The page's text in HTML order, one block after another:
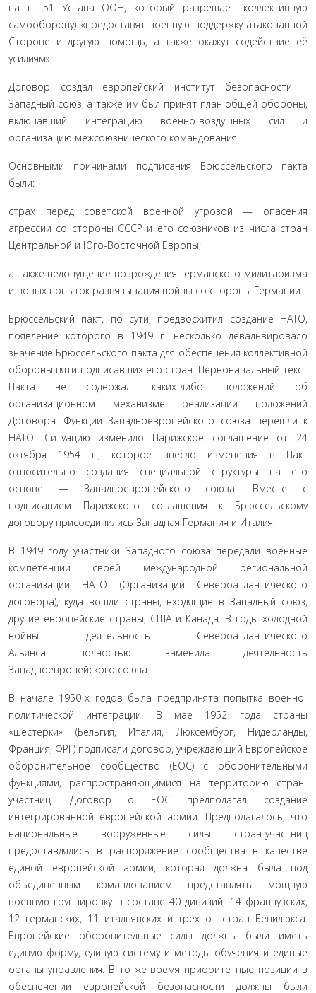
на п. 51 Устава ООН, который разрешает коллективную
самооборону) «предоставят военную поддержку атакованной
Стороне и другую помощь, а также окажут содействие её
усилиям».
Договор создал европейский институт безопасности –
Западный союз, а также им был принят план общей обороны,
включавший интеграцию военно-воздушных сил и
организацию межсоюзнического командования.
Основными причинами подписания Брюссельского пакта
были:
страх перед советской военной угрозой — опасения
агрессии со стороны СССР и его союзников из числа стран
Центральной и Юго-Восточной Европы;
а также недопущение возрождения германского милитаризма
и новых попыток развязывания войны со стороны Германии.
Брюссельский пакт, по сути, предвосхитил создание НАТО,
появление которого в 1949 г. несколько девальвировало
значение Брюссельского пакта для обеспечения коллективной
обороны пяти подписавших его стран. Первоначальный текст
Пакта не содержал каких-либо положений об
организационном механизме реализации положений
Договора. Функции Западноевропейского союза перешли к
НАТО. Ситуацию изменило Парижское соглашение от 24
октября 1954 г., которое внесло изменения в Пакт
относительно создания специальной структуры на его
основе — Западноевропейского союза. Вместе с
подписанием Парижского соглашения к Брюссельскому
договору присоединились Западная Германия и Италия.
В 1949 году участники Западного союза передали военные
компетенции своей международной региональной
организации НАТО (Организации Североатлантического
договора), куда вошли страны, входящие в Западный союз,
другие европейские страны, США и Канада. В годы холодной
войны деятельность Североатлантического
Альянса полностью заменила деятельность
Западноевропейского союза.
В начале 1950-х годов была предпринята попытка военно-
политической интеграции. В мае 1952 года страны
«шестерки» (Бельгия, Италия, Люксембург, Нидерланды,
Франция, ФРГ) подписали договор, учреждающий Европейское
оборонительное сообщество (ЕОС) с оборонительными
функциями, распространяющимися на территорию стран-
участниц. Договор о ЕОС предполагал создание
интегрированной европейской армии. Предполагалось, что
национальные вооруженные силы стран-участниц
предоставлялись в распоряжение сообщества в качестве
единой европейской армии, которая должна была под
объединенным командованием представлять мощную
военную группировку в составе 40 дивизий: 14 французских,
12 германских, 11 итальянских и трех от стран Бенилюкса.
Европейские оборонительные силы должны были иметь
единую форму, единую систему и методы обучения и единые
органы управления. В то же время приоритетные позиции в
обеспечении европейской безопасности должны были